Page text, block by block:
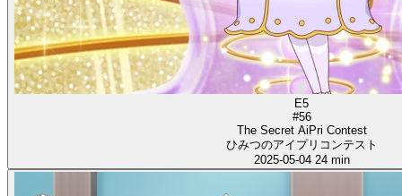
E5
#56
The Secret AiPri Contest
ひみつのアイプリコンテスト
2025-05-04 24 min